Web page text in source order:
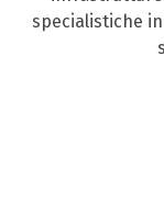
specialistiche